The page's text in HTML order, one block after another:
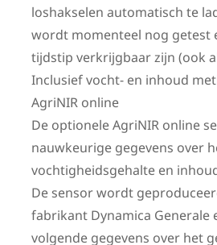
loshakselen automatisch te
wordt momenteel nog getest
tijdstip verkrijgbaar zijn (ook
Inclusief vocht- en inhoud
AgriNIR online
De optionele AgriNIR online
nauwkeurige gegevens over
vochtigheidsgehalte en
De sensor wordt
fabrikant Dynamica Generale
volgende gegevens over het